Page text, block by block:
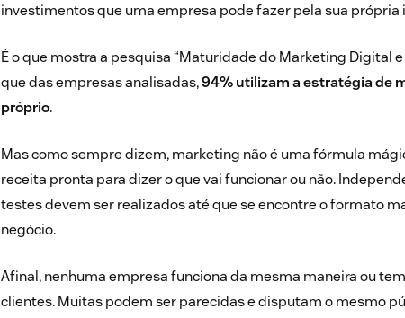
investimentos que uma empresa pode fazer pela sua própria
É o que mostra a pesquisa “Maturidade do Marketing Digital e
que das empresas analisadas,94% utilizam a estratégia de
próprio.
Mas como sempre dizem, marketing não é uma fórmula
receita pronta para dizer o que vai funcionar ou não.
testes devem ser realizados até que se encontre o formato
negócio.
Afinal, nenhuma empresa funciona da mesma maneira ou
clientes. Muitas podem ser parecidas e disputam o mesmo